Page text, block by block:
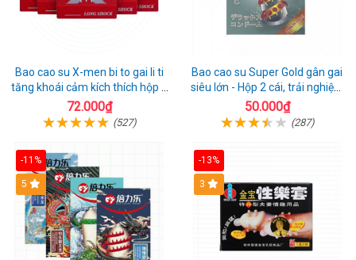
Bao cao su X-men bi to gai li ti
tăng khoái cảm kích thích hộp 1
cái
72.000₫
(527)
Bao cao su Super Gold gân gai
siêu lớn - Hộp 2 cái, trải nghiệm
mới lạ
50.000₫
(287)
-11%
Hot
5
-13%
3